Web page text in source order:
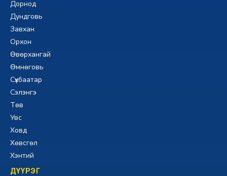
Дорнод
Дундговь
Завхан
Орхон
Өвөрхангай
Өмнөговь
Сүхбаатар
Сэлэнгэ
Төв
Увс
Ховд
Хөвсгөл
Хэнтий
ДҮҮРЭГ